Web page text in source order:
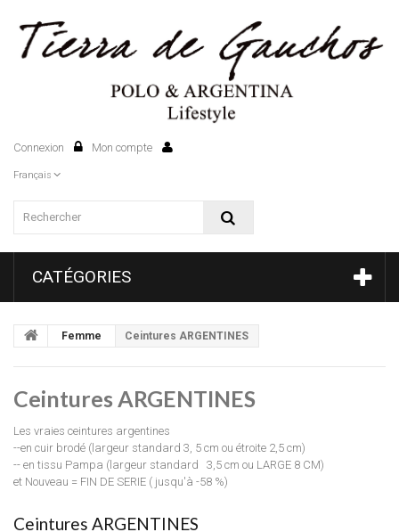
Connexion Mon compte
Français
CATÉGORIES
Femme Ceintures ARGENTINES
Ceintures ARGENTINES
Les vraies ceintures argentines
--en cuir brodé (largeur standard 3, 5 cm ou étroite 2,5 cm)
-- en tissu Pampa (largeur standard 3,5 cm ou LARGE 8 CM)
et Nouveau = FIN DE SERIE ( jusqu'à -58 %)
Ceintures ARGENTINES